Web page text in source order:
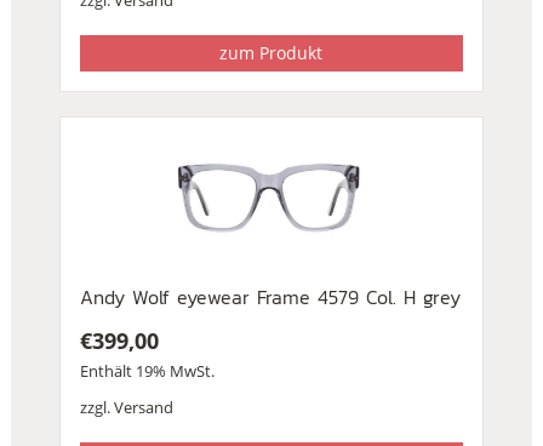
zum Produkt
Andy Wolf eyewear Frame 4579 Col. H grey
€399,00
Enthält 19% MwSt.
zzgl.Versand